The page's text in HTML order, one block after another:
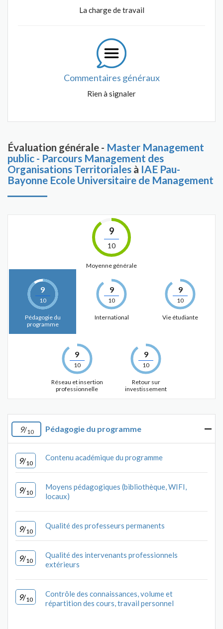
La charge de travail
Commentaires généraux
Rien à signaler
Évaluation générale - Master Management
public - Parcours Management des
Organisations Territoriales à IAE Pau-
Bayonne Ecole Universitaire de Management
9
10
Moyenne générale
9
10
Pédagogie du
programme
9
10
International
9
10
Vie étudiante
9
10
Réseau et insertion
professionnelle
9
10
Retour sur
investissement
9/10 Pédagogie du programme
9/10
Contenu académique du programme
9/10
Moyens pédagogiques (bibliothèque, WIFI,
locaux)
9/10
Qualité des professeurs permanents
9/10
Qualité des intervenants professionnels
extérieurs
9/10
Contrôle des connaissances, volume et
répartition des cours, travail personnel